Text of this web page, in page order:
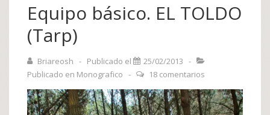
Equipo básico. EL TOLDO
(Tarp)
Briareosh Publicado el
25/02/2013
Publicado en Monografico 18 comentarios